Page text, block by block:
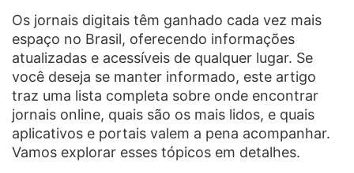
Os jornais digitais têm ganhado cada vez mais
espaço no Brasil, oferecendo informações
atualizadas e acessíveis de qualquer lugar. Se
você deseja se manter informado, este artigo
traz uma lista completa sobre onde encontrar
jornais online, quais são os mais lidos, e quais
aplicativos e portais valem a pena acompanhar.
Vamos explorar esses tópicos em detalhes.